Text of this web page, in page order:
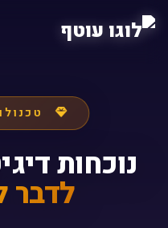
נוכחות
לדבר